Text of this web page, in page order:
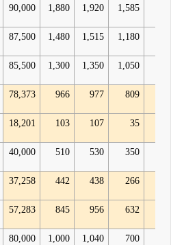
90,000 1,880 1,920 1,585
87,500 1,480 1,515 1,180
85,500 1,300 1,350 1,050
78,373 966 977 809
18,201 103 107 35
40,000 510 530 350
37,258 442 438 266
57,283 845 956 632
80,000 1,000 1,040 700